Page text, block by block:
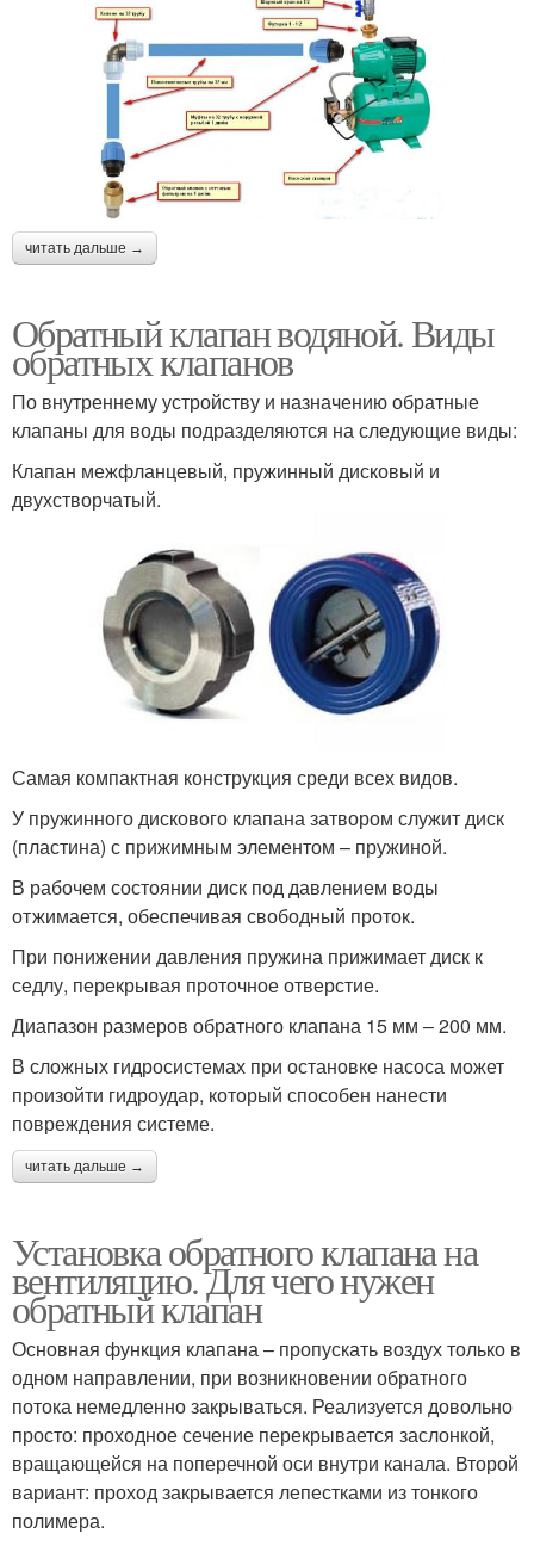
читать дальше →
Обратный клапан водяной. Виды
обратных клапанов
По внутреннему устройству и назначению обратные
клапаны для воды подразделяются на следующие виды:
Клапан межфланцевый, пружинный дисковый и
двухстворчатый.
Самая компактная конструкция среди всех видов.
У пружинного дискового клапана затвором служит диск
(пластина) с прижимным элементом – пружиной.
В рабочем состоянии диск под давлением воды
отжимается, обеспечивая свободный проток.
При понижении давления пружина прижимает диск к
седлу, перекрывая проточное отверстие.
Диапазон размеров обратного клапана 15 мм – 200 мм.
В сложных гидросистемах при остановке насоса может
произойти гидроудар, который способен нанести
повреждения системе.
читать дальше →
Установка обратного клапана на
вентиляцию. Для чего нужен
обратный клапан
Основная функция клапана – пропускать воздух только в
одном направлении, при возникновении обратного
потока немедленно закрываться. Реализуется довольно
просто: проходное сечение перекрывается заслонкой,
вращающейся на поперечной оси внутри канала. Второй
вариант: проход закрывается лепестками из тонкого
полимера.